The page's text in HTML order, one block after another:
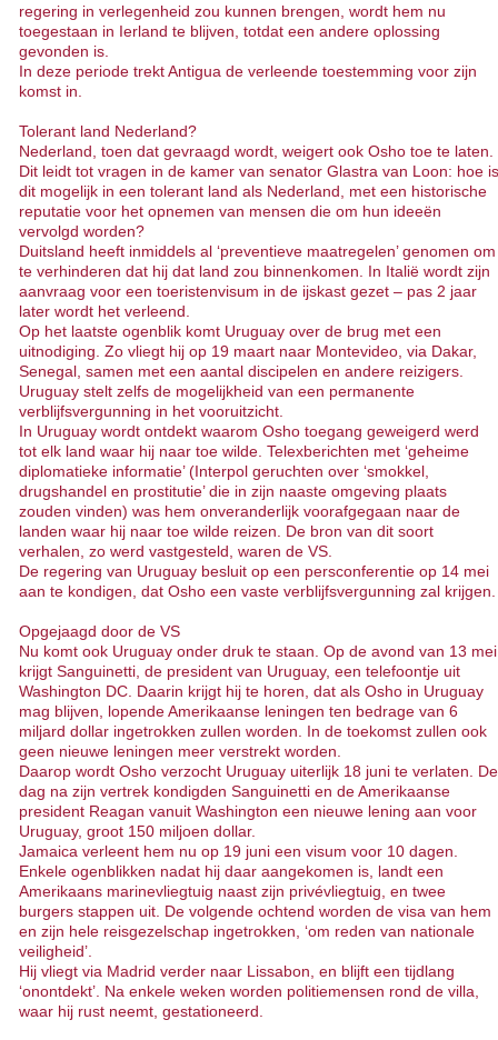
regering in verlegenheid zou kunnen brengen, wordt hem nu
toegestaan in Ierland te blijven, totdat een andere oplossing
gevonden is.
In deze periode trekt Antigua de verleende toestemming voor zijn
komst in.
Tolerant land Nederland?
Nederland, toen dat gevraagd wordt, weigert ook Osho toe te laten.
Dit leidt tot vragen in de kamer van senator Glastra van Loon: hoe is
dit mogelijk in een tolerant land als Nederland, met een historische
reputatie voor het opnemen van mensen die om hun ideeën
vervolgd worden?
Duitsland heeft inmiddels al ‘preventieve maatregelen’ genomen om
te verhinderen dat hij dat land zou binnenkomen. In Italië wordt zijn
aanvraag voor een toeristenvisum in de ijskast gezet – pas 2 jaar
later wordt het verleend.
Op het laatste ogenblik komt Uruguay over de brug met een
uitnodiging. Zo vliegt hij op 19 maart naar Montevideo, via Dakar,
Senegal, samen met een aantal discipelen en andere reizigers.
Uruguay stelt zelfs de mogelijkheid van een permanente
verblijfsvergunning in het vooruitzicht.
In Uruguay wordt ontdekt waarom Osho toegang geweigerd werd
tot elk land waar hij naar toe wilde. Telexberichten met ‘geheime
diplomatieke informatie’ (Interpol geruchten over ‘smokkel,
drugshandel en prostitutie’ die in zijn naaste omgeving plaats
zouden vinden) was hem onveranderlijk voorafgegaan naar de
landen waar hij naar toe wilde reizen. De bron van dit soort
verhalen, zo werd vastgesteld, waren de VS.
De regering van Uruguay besluit op een persconferentie op 14 mei
aan te kondigen, dat Osho een vaste verblijfsvergunning zal krijgen.
Opgejaagd door de VS
Nu komt ook Uruguay onder druk te staan. Op de avond van 13 mei
krijgt Sanguinetti, de president van Uruguay, een telefoontje uit
Washington DC. Daarin krijgt hij te horen, dat als Osho in Uruguay
mag blijven, lopende Amerikaanse leningen ten bedrage van 6
miljard dollar ingetrokken zullen worden. In de toekomst zullen ook
geen nieuwe leningen meer verstrekt worden.
Daarop wordt Osho verzocht Uruguay uiterlijk 18 juni te verlaten. De
dag na zijn vertrek kondigden Sanguinetti en de Amerikaanse
president Reagan vanuit Washington een nieuwe lening aan voor
Uruguay, groot 150 miljoen dollar.
Jamaica verleent hem nu op 19 juni een visum voor 10 dagen.
Enkele ogenblikken nadat hij daar aangekomen is, landt een
Amerikaans marinevliegtuig naast zijn privévliegtuig, en twee
burgers stappen uit. De volgende ochtend worden de visa van hem
en zijn hele reisgezelschap ingetrokken, ‘om reden van nationale
veiligheid’.
Hij vliegt via Madrid verder naar Lissabon, en blijft een tijdlang
‘onontdekt’. Na enkele weken worden politiemensen rond de villa,
waar hij rust neemt, gestationeerd.